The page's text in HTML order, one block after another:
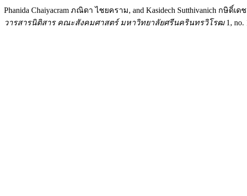
Phanida Chaiyacram ภณิดา ไชยคราม, and Kasidech Sutthivanich กษิ
วารสารนิติสาร คณะสังคมศาสตร์ มหาวิทยาลัยศรีนครินทรวิโรฒ1, no.